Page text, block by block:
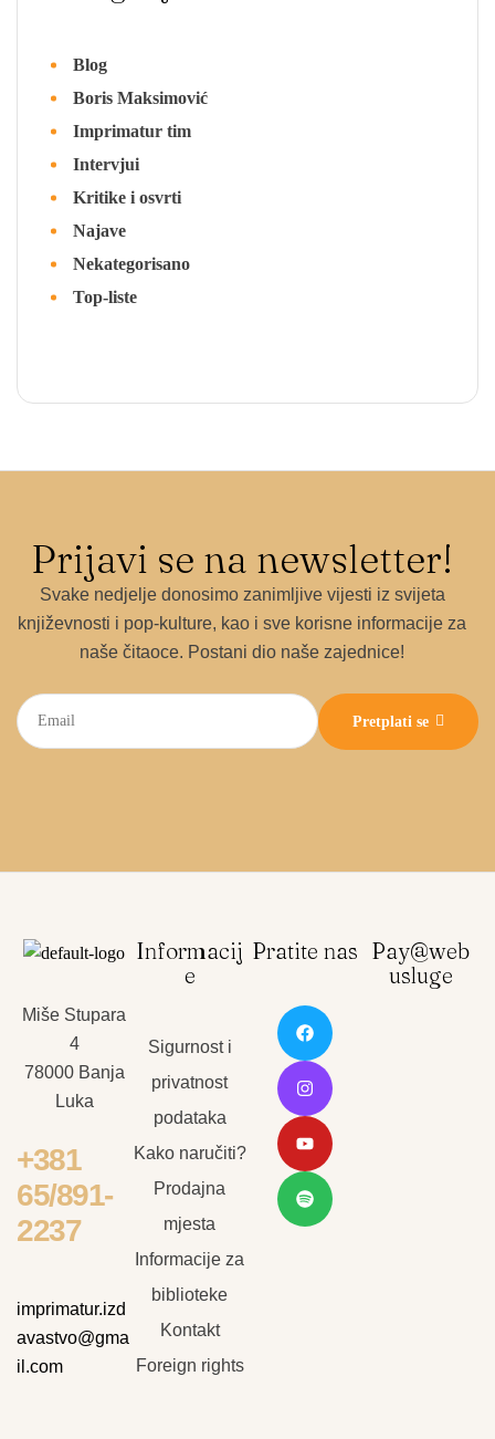
Blog
Boris Maksimović
Imprimatur tim
Intervjui
Kritike i osvrti
Najave
Nekategorisano
Top-liste
Prijavi se na newsletter!
Svake nedjelje donosimo zanimljive vijesti iz svijeta
književnosti i pop-kulture, kao i sve korisne informacije za
naše čitaoce. Postani dio naše zajednice!
Pretplati se
Miše Stupara
4
78000 Banja
Luka
+381
65/891-
2237
imprimatur.izd
avastvo@gma
il.com
Informacij
e
Sigurnost i
privatnost
podataka
Kako naručiti?
Prodajna
mjesta
Informacije za
biblioteke
Kontakt
Foreign rights
Pratite nas Pay@web
usluge